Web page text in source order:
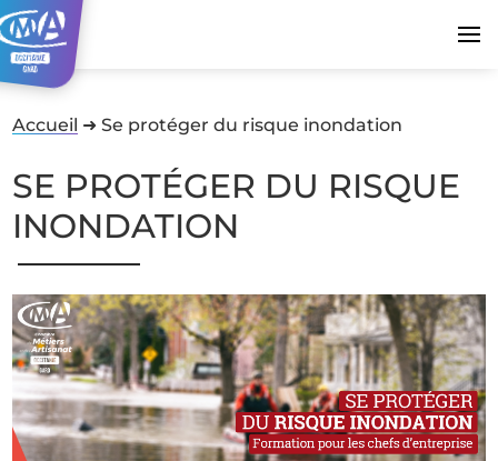
Accueil ➜Se protéger du risque inondation
SE PROTÉGER DU RISQUE
INONDATION